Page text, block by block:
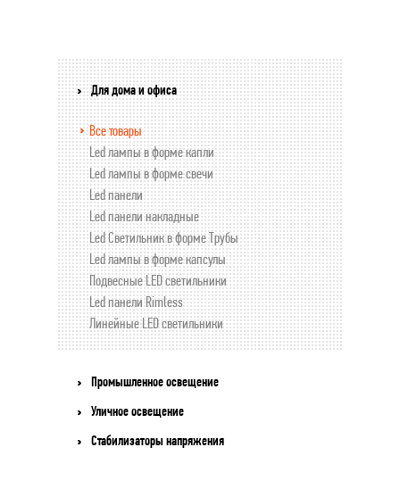
Для дома и офиса
Все товары
Led лампы в форме капли
Led лампы в форме свечи
Led панели
Led панели накладные
Led Светильник в форме Трубы
Led лампы в форме капсулы
Подвесные LED светильники
Led панели Rimless
Линейные LED светильники
Промышленное освещение
Уличное освещение
Стабилизаторы напряжения